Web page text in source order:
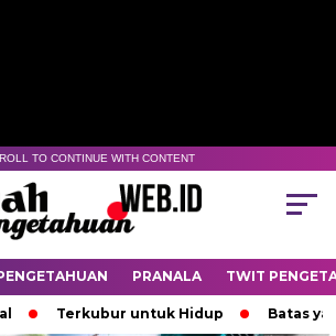
TO CONTINUE WITH CONTENT
PRANALA TWIT
Terkubur untuk Hidup Batas yang